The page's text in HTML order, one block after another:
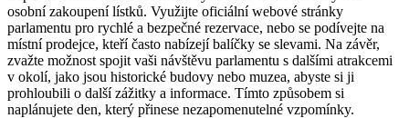
osobní zakoupení lístků. Využijte oficiální webové stránky
parlamentu pro rychlé a bezpečné rezervace, nebo se podívejte na
místní prodejce, kteří často nabízejí balíčky se slevami. Na závěr,
zvažte možnost spojit vaši návštěvu parlamentu s dalšími atrakcemi
v okolí, jako jsou historické budovy nebo muzea, abyste si ji
prohloubili o další zážitky a informace. Tímto způsobem si
naplánujete den, který přinese nezapomenutelné vzpomínky.